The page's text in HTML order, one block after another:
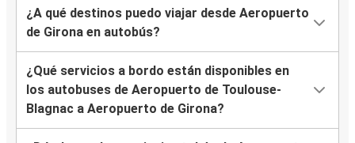
¿A qué destinos puedo viajar desde Aeropuerto
de Girona en autobús?
¿Qué servicios a bordo están disponibles en
los autobuses de Aeropuerto de Toulouse-
Blagnac a Aeropuerto de Girona?